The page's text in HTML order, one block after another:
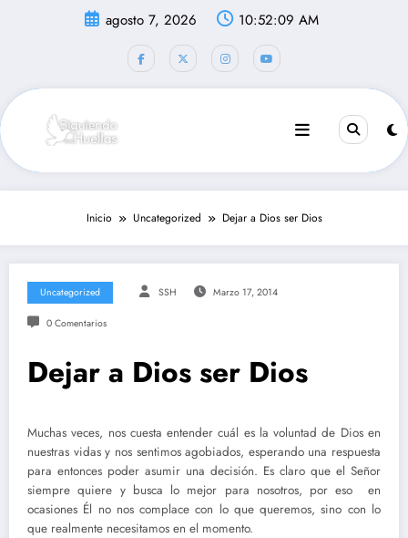
agosto 7, 2026 10:52:10 AM
Inicio Uncategorized Dejar a Dios ser Dios
Uncategorized SSH Marzo 17, 2014
0 Comentarios
Dejar a Dios ser Dios
Muchas veces, nos cuesta entender cuál es la voluntad de Dios en
nuestras vidas y nos sentimos agobiados, esperando una respuesta
para entonces poder asumir una decisión. Es claro que el Señor
siempre quiere y busca lo mejor para nosotros, por eso en
ocasiones Él no nos complace con lo que queremos, sino con lo
que realmente necesitamos en el momento.